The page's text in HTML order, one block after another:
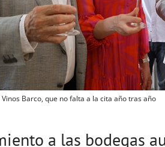
Barco, que no falta a la cita año tras año
a las bodegas